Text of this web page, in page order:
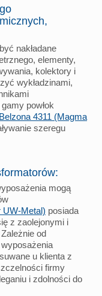
nakładane
elementy,
kolektory i
wykładzinami,
powłok
Belzona 4311 (Magma
szeregu
mogą
UW-Metal) posiada
z zaolejonymi i
od
u klienta z
firmy
i zdolności do